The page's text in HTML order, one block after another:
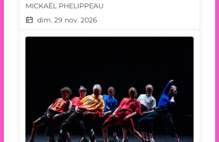
MICKAËL PHELIPPEAU
dim. 29 nov. 2026